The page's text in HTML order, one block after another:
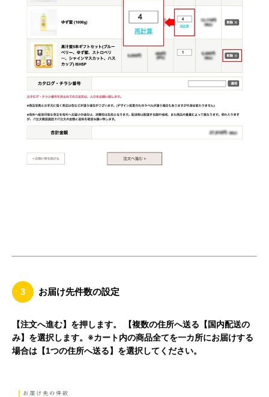
3 お届け先件数の設定
【注文へ進む】を押します。 【複数の住所へ送る【国内配送の
み】を選択します。※カート内の商品全てを一カ所にお届けする
場合は【1つの住所へ送る】を選択してください。